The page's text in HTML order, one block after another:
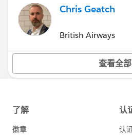
Chris Geatch
British Airways
查看全部